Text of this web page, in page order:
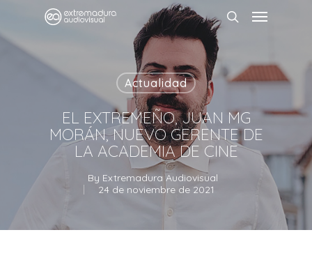
Actualidad
EL EXTREMEÑO, JUAN MG
MORÁN, NUEVO GERENTE DE
LA ACADEMIA DE CINE
By Extremadura Audiovisual
24 de noviembre de 2021